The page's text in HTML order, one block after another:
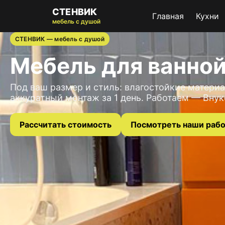
СТЕНВИК
мебель с душой
Главная Кухни
СТЕНВИК — мебель с душой
Мебель для
Под ваш размер и стиль: влагостойкие
аккуратный монтаж за 1 день. Работаем —
Рассчитать стоимость Посмотреть наши